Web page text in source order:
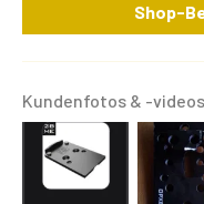
Shop-
Kundenfotos & -videos